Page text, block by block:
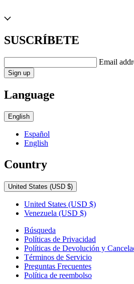
SUSCRÍBETE
Email
Sign up
Language
English
Español
English
Country
United States (USD $)
United States (USD $)
Venezuela (USD $)
Búsqueda
Políticas de Privacidad
Políticas de Devolución y
Términos de Servicio
Preguntas Frecuentes
Política de reembolso